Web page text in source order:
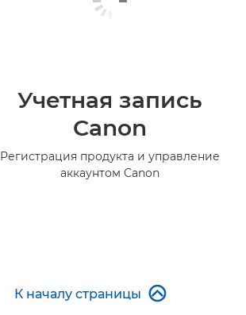
Учетная запись
Canon
Регистрация продукта и управление
аккаунтом Canon
К началу страницы 